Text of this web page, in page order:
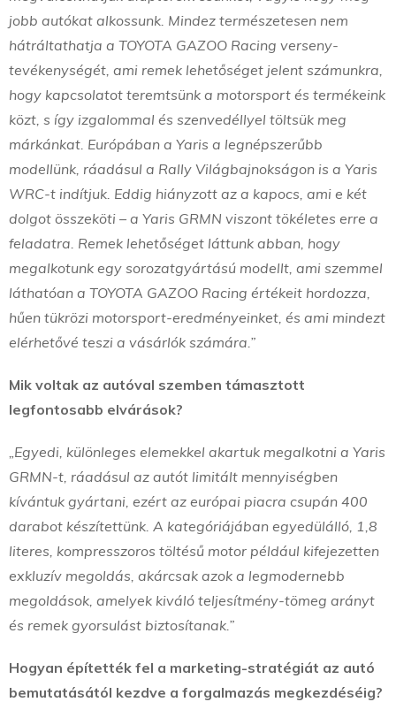
jobb autókat alkossunk. Mindez természetesen nem
hátráltathatja a TOYOTA GAZOO Racing verseny-
tevékenységét, ami remek lehetőséget jelent számunkra,
hogy kapcsolatot teremtsünk a motorsport és termékeink
közt, s így izgalommal és szenvedéllyel töltsük meg
márkánkat. Európában a Yaris a legnépszerűbb
modellünk, ráadásul a Rally Világbajnokságon is a Yaris
WRC-t indítjuk. Eddig hiányzott az a kapocs, ami e két
dolgot összeköti – a Yaris GRMN viszont tökéletes erre a
feladatra. Remek lehetőséget láttunk abban, hogy
megalkotunk egy sorozatgyártású modellt, ami szemmel
láthatóan a TOYOTA GAZOO Racing értékeit hordozza,
hűen tükrözi motorsport-eredményeinket, és ami mindezt
elérhetővé teszi a vásárlók számára.”
Mik voltak az autóval szemben támasztott
legfontosabb elvárások?
„Egyedi, különleges elemekkel akartuk megalkotni a Yaris
GRMN-t, ráadásul az autót limitált mennyiségben
kívántuk gyártani, ezért az európai piacra csupán 400
darabot készítettünk. A kategóriájában egyedülálló, 1,8
literes, kompresszoros töltésű motor például kifejezetten
exkluzív megoldás, akárcsak azok a legmodernebb
megoldások, amelyek kiváló teljesítmény-tömeg arányt
és remek gyorsulást biztosítanak.”
Hogyan építették fel a marketing-stratégiát az autó
bemutatásától kezdve a forgalmazás megkezdéséig?